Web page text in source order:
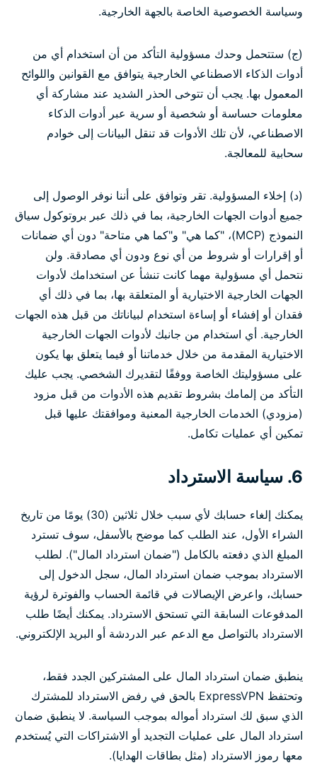
وسياسة الخصوصية الخاصة بالجهة الخارجية.
(ج) ستتحمل وحدك مسؤولية التأكد من أن استخدام أي من
أدوات الذكاء الاصطناعي الخارجية يتوافق مع القوانين واللوائح
المعمول بها. يجب أن تتوخى الحذر الشديد عند مشاركة أي
معلومات حساسة أو شخصية أو سرية عبر أدوات الذكاء
الاصطناعي، لأن تلك الأدوات قد تنقل البيانات إلى خوادم
سحابية للمعالجة.
(د) إخلاء المسؤولية. تقر وتوافق على أننا نوفر الوصول إلى
جميع أدوات الجهات الخارجية، بما في ذلك عبر بروتوكول سياق
النموذج (MCP)، "كما هي" و"كما هي متاحة" دون أي ضمانات
أو إقرارات أو شروط من أي نوع ودون أي مصادقة. ولن
نتحمل أي مسؤولية مهما كانت تنشأ عن استخدامك لأدوات
الجهات الخارجية الاختيارية أو المتعلقة بها، بما في ذلك أي
فقدان أو إفشاء أو إساءة استخدام لبياناتك من قبل هذه الجهات
الخارجية. أي استخدام من جانبك لأدوات الجهات الخارجية
الاختيارية المقدمة من خلال خدماتنا أو فيما يتعلق بها يكون
على مسؤوليتك الخاصة ووفقًا لتقديرك الشخصي. يجب عليك
التأكد من إلمامك بشروط تقديم هذه الأدوات من قبل مزود
(مزودي) الخدمات الخارجية المعنية وموافقتك عليها قبل
تمكين أي عمليات تكامل.
6. سياسة الاسترداد
يمكنك إلغاء حسابك لأي سبب خلال ثلاثين (30) يومًا من تاريخ
الشراء الأول، عند الطلب كما موضح بالأسفل، سوف تسترد
المبلغ الذي دفعته بالكامل ("ضمان استرداد المال"). لطلب
الاسترداد بموجب ضمان استرداد المال، سجل الدخول إلى
حسابك، واعرض الإيصالات في قائمة الحساب والفوترة لرؤية
المدفوعات السابقة التي تستحق الاسترداد. يمكنك أيضًا طلب
الاسترداد بالتواصل مع الدعم عبر الدردشة أو البريد الإلكتروني.
ينطبق ضمان استرداد المال على المشتركين الجدد فقط،
وتحتفظ ExpressVPN بالحق في رفض الاسترداد للمشترك
الذي سبق لك استرداد أمواله بموجب السياسة. لا ينطبق ضمان
استرداد المال على عمليات التجديد أو الاشتراكات التي يُستخدم
معها رموز الاسترداد (مثل بطاقات الهدايا).